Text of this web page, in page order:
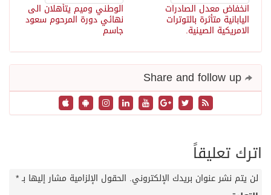
الوطني وميم يتأهلان الى
نهائي دورة المرحوم سعود
جاسم
انخفاض معدل الصادرات
اليابانية متأثرة بالتوترات
الامريكية الصينية.
اترك تعليقاً
لن يتم نشر عنوان بريدك الإلكتروني. الحقول الإلزامية مشار إليها بـ*